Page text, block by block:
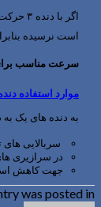
است نرسیده
سرعت مناسب
موارد استفاده
به دنده های یک به
سربالایی های
در سرازیری
جهت کاهش
was posted in